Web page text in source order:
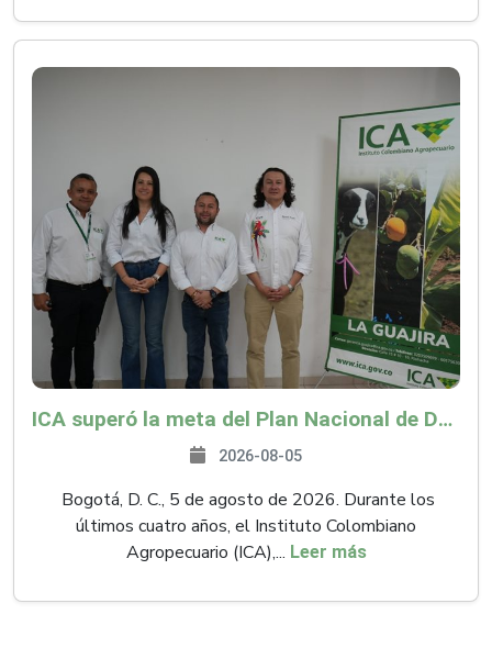
ICA superó la meta del Plan Nacional de Desarrollo y abrió 61 mercados internacionales
2026-08-05
Bogotá, D. C., 5 de agosto de 2026. Durante los
últimos cuatro años, el Instituto Colombiano
Agropecuario (ICA),... Leer más